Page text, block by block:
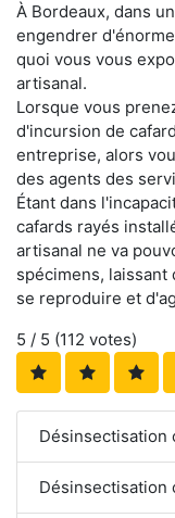
À Bordeaux, dans
engendrer
quoi vous vous
artisanal.
Lorsque vous
d'incursion de
entreprise, alors
des agents des
Étant dans
cafards rayés
artisanal ne va
spécimens, laissant
se reproduire et
5 / 5 (112 votes)
Désinsectisation
Désinsectisation